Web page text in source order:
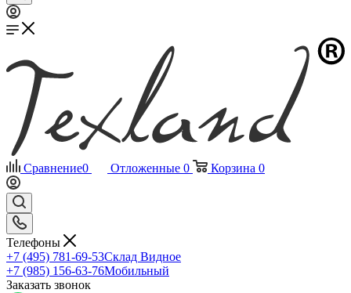
Сравнение0 Отложенные 0 Корзина 0
Телефоны
+7 (495) 781-69-53Склад Видное
+7 (985) 156-63-76Мобильный
Заказать звонок